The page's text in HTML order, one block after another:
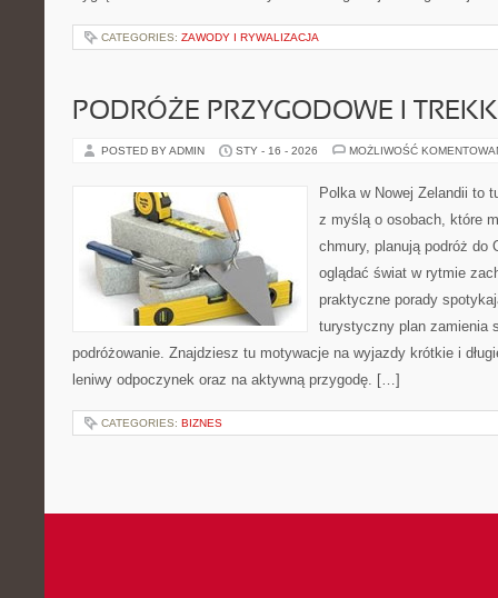
CATEGORIES: ZAWODY I RYWALIZACJA
PODRÓŻE PRZYGODOWE I
POSTED BY ADMIN STY - 16 - 2026 MOŻLIWOŚĆ
Polka w Nowej Zelandii to
z myślą o osobach, które
chmury, planują podróż do
oglądać świat w rytmie
praktyczne porady
turystyczny plan zamienia
podróżowanie. Znajdziesz tu motywacje na wyjazdy krótkie i
leniwy odpoczynek oraz na aktywną przygodę. […]
CATEGORIES: BIZNES